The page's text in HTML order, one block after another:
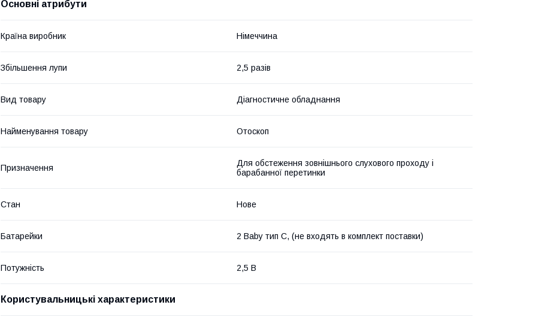
Основні атрибути
Країна виробник Німеччина
Збільшення лупи 2,5 разів
Вид товару Діагностичне обладнання
Найменування товару Отоскоп
Призначення
Для обстеження зовнішнього слухового проходу і
барабанної перетинки
Стан Нове
Батарейки 2 Baby тип C, (не входять в комплект поставки)
Потужність 2,5 В
Користувальницькі характеристики